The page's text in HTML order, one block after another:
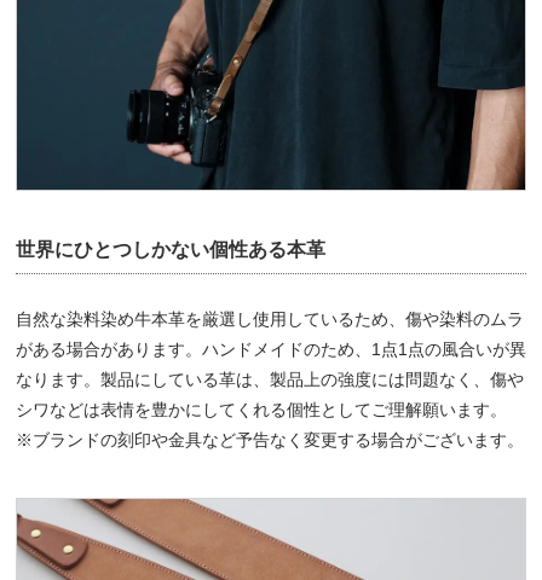
世界にひとつしかない個性ある本革
自然な染料染め牛本革を厳選し使用しているため、傷や染料のムラ
がある場合があります。ハンドメイドのため、1点1点の風合いが異
なります。製品にしている革は、製品上の強度には問題なく、傷や
シワなどは表情を豊かにしてくれる個性としてご理解願います。
※ブランドの刻印や金具など予告なく変更する場合がございます。